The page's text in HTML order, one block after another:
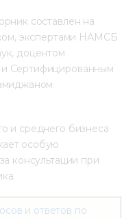
составлен на
экспертами НАМСБ
доцентом
Сертифицированным
и среднего бизнеса
особую
консультации при
и ответов по